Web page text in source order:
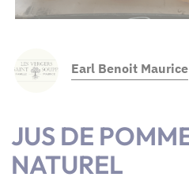
Earl Benoit Maurice
JUS DE
NATUREL